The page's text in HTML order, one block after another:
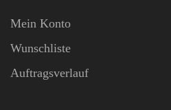
Mein Konto
Wunschliste
Auftragsverlauf